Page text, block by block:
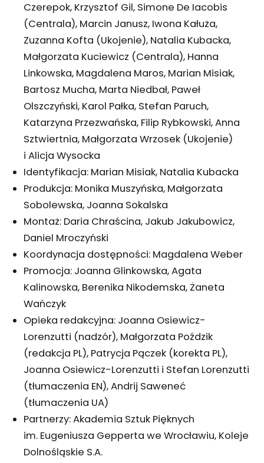
Czerepok, Krzysztof Gil, Simone De Iacobis
(Centrala), Marcin Janusz, Iwona Kałuża,
Zuzanna Kofta (Ukojenie), Natalia Kubacka,
Małgorzata Kuciewicz (Centrala), Hanna
Linkowska, Magdalena Maros, Marian Misiak,
Bartosz Mucha, Marta Niedbał, Paweł
Olszczyński, Karol Pałka, Stefan Paruch,
Katarzyna Przezwańska, Filip Rybkowski, Anna
Sztwiertnia, Małgorzata Wrzosek (Ukojenie)
i Alicja Wysocka
Identyfikacja: Marian Misiak, Natalia Kubacka
Produkcja: Monika Muszyńska, Małgorzata
Sobolewska, Joanna Sokalska
Montaż: Daria Chraścina, Jakub Jakubowicz,
Daniel Mroczyński
Koordynacja dostępności: Magdalena Weber
Promocja: Joanna Glinkowska, Agata
Kalinowska, Berenika Nikodemska, Żaneta
Wańczyk
Opieka redakcyjna: Joanna Osiewicz-
Lorenzutti (nadzór), Małgorzata Poździk
(redakcja PL), Patrycja Pączek (korekta PL),
Joanna Osiewicz-Lorenzutti i Stefan Lorenzutti
(tłumaczenia EN), Andrij Saweneć
(tłumaczenia UA)
Partnerzy: Akademia Sztuk Pięknych
im. Eugeniusza Gepperta we Wrocławiu, Koleje
Dolnośląskie S.A.